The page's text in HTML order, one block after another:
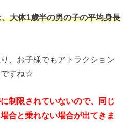
大体1歳半の男の子の平均身長
、お子様でもアトラクション
ですね☆
制限されていないので、同じ
合と乗れない場合が出てきま